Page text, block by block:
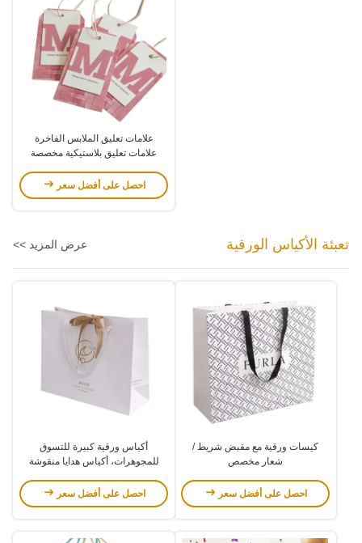
علامات تعليق الملابس الفاخرة
علامات تعليق بلاستيكية مخصصة
احصل على أفضل سعر
تعبئة الأكياس الورقية عرض المزيد >>
كيسات ورقية مع مقبض شريط /
شعار مخصص
احصل على أفضل سعر
أكياس ورقية كبيرة للتسوق
للمجوهرات، أكياس هدايا منقوشة
احصل على أفضل سعر